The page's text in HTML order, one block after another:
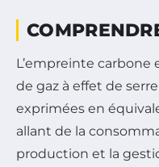
L’empreinte
de gaz à effet de
exprimées en
allant de la
production et la